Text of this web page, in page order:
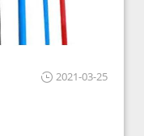
2021-03-25